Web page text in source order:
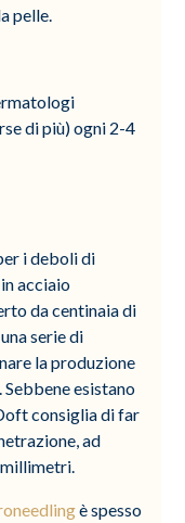
pelle.
di più) ogni 2-4
i deboli di
acciaio
da centinaia di
serie di
la produzione
esistano
consiglia di far
ad
è spesso